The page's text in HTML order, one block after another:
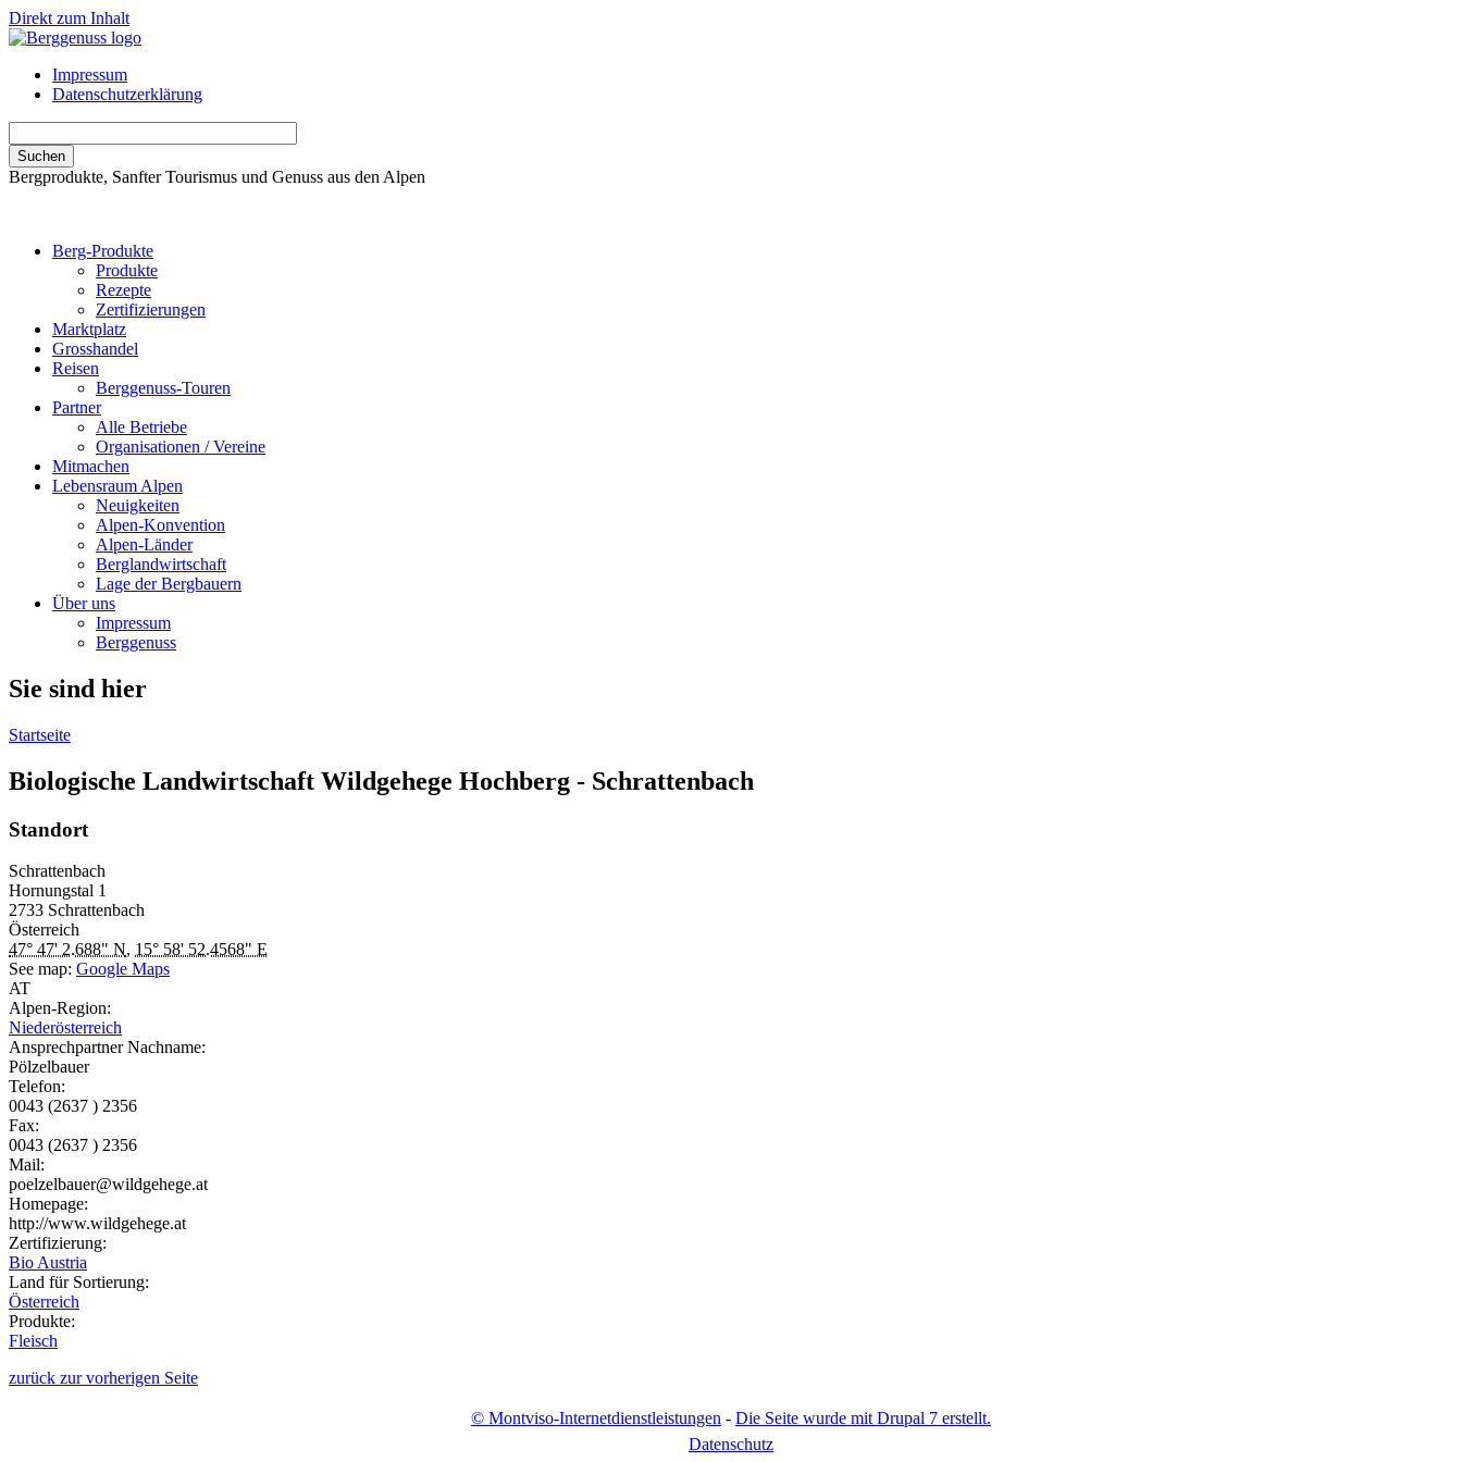
Direkt zum Inhalt
Impressum
Datenschutzerklärung
Bergprodukte, Sanfter Tourismus und Genuss aus den Alpen
Berg-Produkte
Produkte
Rezepte
Zertifizierungen
Marktplatz
Grosshandel
Reisen
Berggenuss-Touren
Partner
Alle Betriebe
Organisationen / Vereine
Mitmachen
Lebensraum Alpen
Neuigkeiten
Alpen-Konvention
Alpen-Länder
Berglandwirtschaft
Lage der Bergbauern
Über uns
Impressum
Berggenuss
Sie sind hier
Startseite
Biologische Landwirtschaft Wildgehege Hochberg - Schrattenbach
Standort
Schrattenbach
Hornungstal 1
2733 Schrattenbach
Österreich
47° 47' 2.688" N, 15° 58' 52.4568" E
See map: Google Maps
AT
Alpen-Region:
Niederösterreich
Ansprechpartner Nachname:
Pölzelbauer
Telefon:
0043 (2637 ) 2356
Fax:
0043 (2637 ) 2356
Mail:
poelzelbauer@wildgehege.at
Homepage:
http://www.wildgehege.at
Zertifizierung:
Bio Austria
Land für Sortierung:
Österreich
Produkte:
Fleisch
zurück zur vorherigen Seite
© Montviso-Internetdienstleistungen - Die Seite wurde mit Drupal 7 erstellt.
Datenschutz